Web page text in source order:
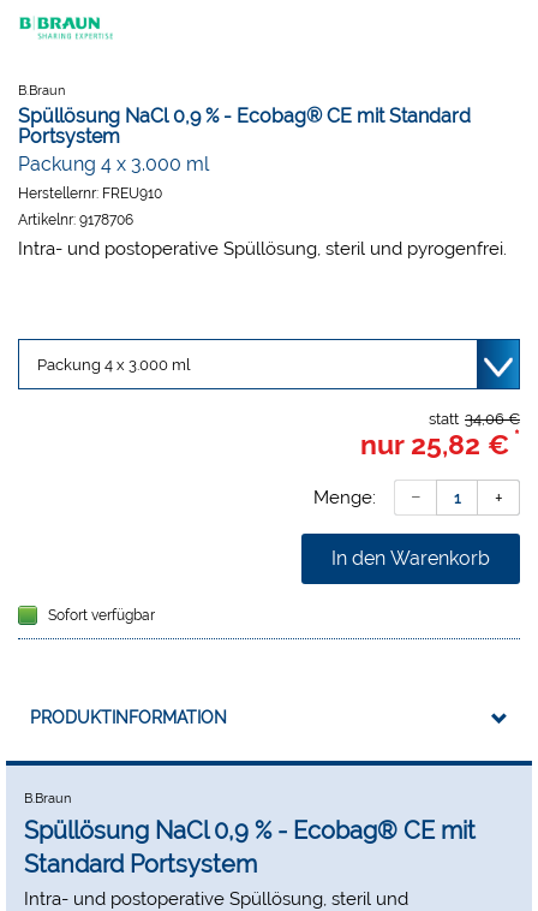
B.Braun
Spüllösung NaCl 0,9 % - Ecobag® CE mit Standard
Portsystem
Packung 4 x 3.000 ml
Herstellernr: FREU910
Artikelnr: 9178706
Intra- und postoperative Spüllösung, steril und pyrogenfrei.
34,06 €
statt
nur 25,82 € *
Menge:
In den Warenkorb
Sofort verfügbar
PRODUKTINFORMATION
B.Braun
Spüllösung NaCl 0,9 % - Ecobag® CE mit
Standard Portsystem
Intra- und postoperative Spüllösung, steril und